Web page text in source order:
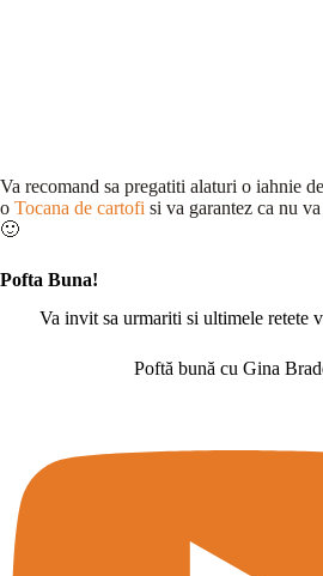
Va recomand sa pregatiti alaturi o iahnie
o Tocana de cartofi si va garantez ca nu
🙂
Pofta Buna!
Va invit sa urmariti si ultimele retete
Poftă bună cu Gina